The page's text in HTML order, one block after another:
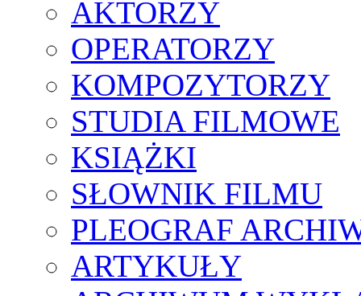
AKTORZY
OPERATORZY
KOMPOZYTORZY
STUDIA FILMOWE
KSIĄŻKI
SŁOWNIK FILMU
PLEOGRAF
ARTYKUŁY